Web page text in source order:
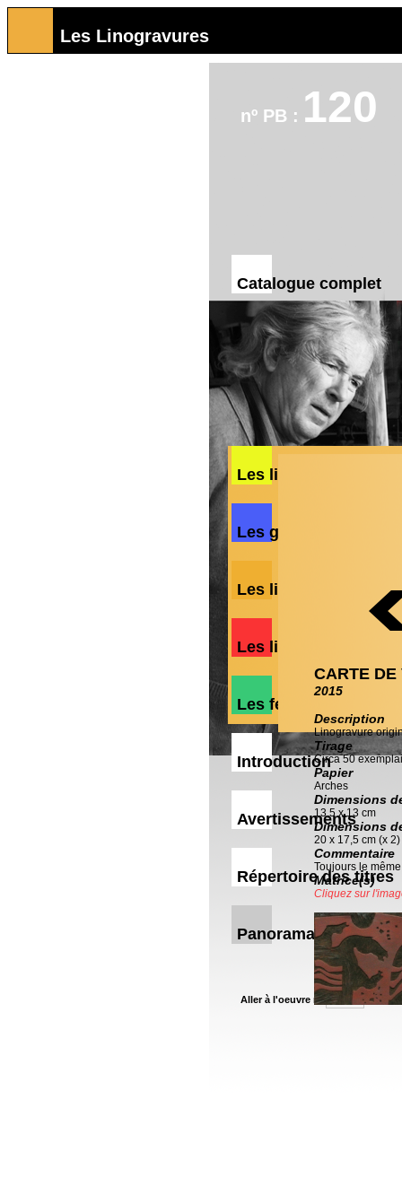
Les Linogravures
nº PB : 120
Catalogue complet
Les lithographies
Les gravures
Les linogravures
Les livres
Les feuillets
Introduction
Avertissements
Répertoire des titres
Panorama
Aller à l'oeuvre nº
CARTE DE
2015
Description
Linogravure
Tirage
Circa 50
Papier
Arches
Dimensions
13,5 x 13 cm
Dimensions
20 x 17,5 cm (x 2)
Commentaire
Toujours le
Matrice(s)
Cliquez sur